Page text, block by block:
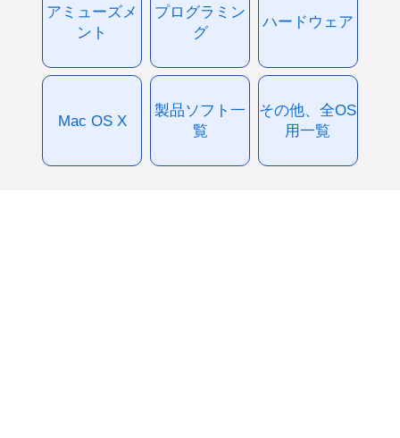
アミューズメ
ント
プログラミン
グ
ハードウェア
Mac OS X
製品ソフト一
覧
その他、全OS
用一覧